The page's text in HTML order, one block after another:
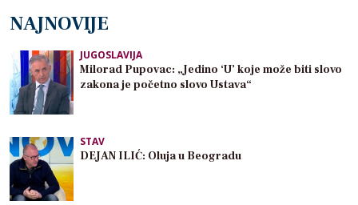
NAJNOVIJE
JUGOSLAVIJA
Milorad Pupovac: „Jedino ‘U’ koje može biti slovo
zakona je početno slovo Ustava“
STAV
DEJAN ILIĆ: Oluja u Beogradu